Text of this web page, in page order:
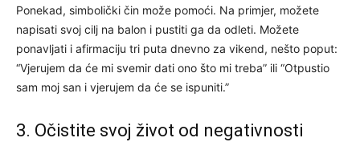
Ponekad, simbolički čin može pomoći. Na primjer, možete
napisati svoj cilj na balon i pustiti ga da odleti. Možete
ponavljati i afirmaciju tri puta dnevno za vikend, nešto poput:
“Vjerujem da će mi svemir dati ono što mi treba” ili “Otpustio
sam moj san i vjerujem da će se ispuniti.”
3. Očistite svoj život od negativnosti